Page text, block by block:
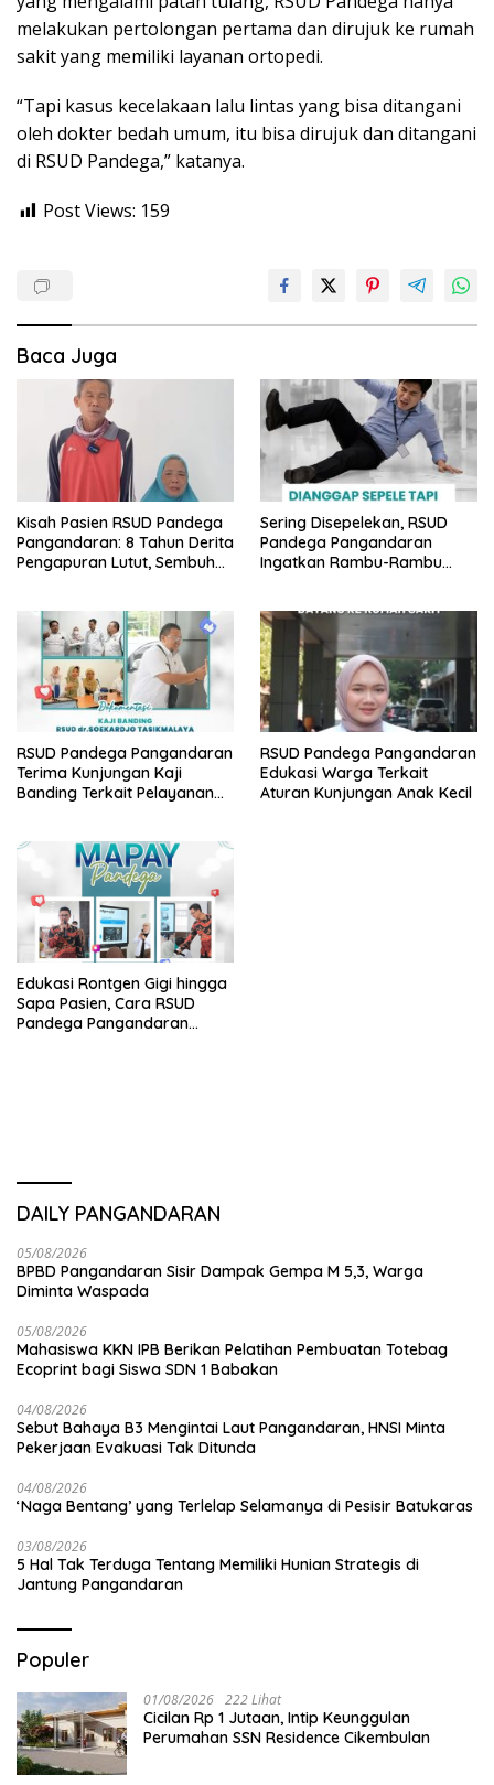
melakukan pertolongan pertama dan dirujuk ke rumah
sakit yang memiliki layanan ortopedi.
“Tapi kasus kecelakaan lalu lintas yang bisa ditangani
oleh dokter bedah umum, itu bisa dirujuk dan ditangani
di RSUD Pandega,” katanya.
Post Views: 159
Baca Juga
Kisah Pasien RSUD Pandega
Pangandaran: 8 Tahun Derita
Pengapuran Lutut, Sembuh
Sering Disepelekan, RSUD
Pandega Pangandaran
Ingatkan Rambu-Rambu
RSUD Pandega Pangandaran
Terima Kunjungan Kaji
Banding Terkait Pelayanan
RSUD Pandega Pangandaran
Edukasi Warga Terkait
Aturan Kunjungan Anak Kecil
Edukasi Rontgen Gigi hingga
Sapa Pasien, Cara RSUD
Pandega Pangandaran
DAILY PANGANDARAN
05/08/2026
BPBD Pangandaran Sisir Dampak Gempa M 5,3, Warga
Diminta Waspada
05/08/2026
Mahasiswa KKN IPB Berikan Pelatihan Pembuatan Totebag
Ecoprint bagi Siswa SDN 1 Babakan
04/08/2026
Sebut Bahaya B3 Mengintai Laut Pangandaran, HNSI Minta
Pekerjaan Evakuasi Tak Ditunda
04/08/2026
‘Naga Bentang’ yang Terlelap Selamanya di Pesisir Batukaras
03/08/2026
5 Hal Tak Terduga Tentang Memiliki Hunian Strategis di
Jantung Pangandaran
Populer
01/08/2026 222 Lihat
Cicilan Rp 1 Jutaan, Intip Keunggulan
Perumahan SSN Residence Cikembulan